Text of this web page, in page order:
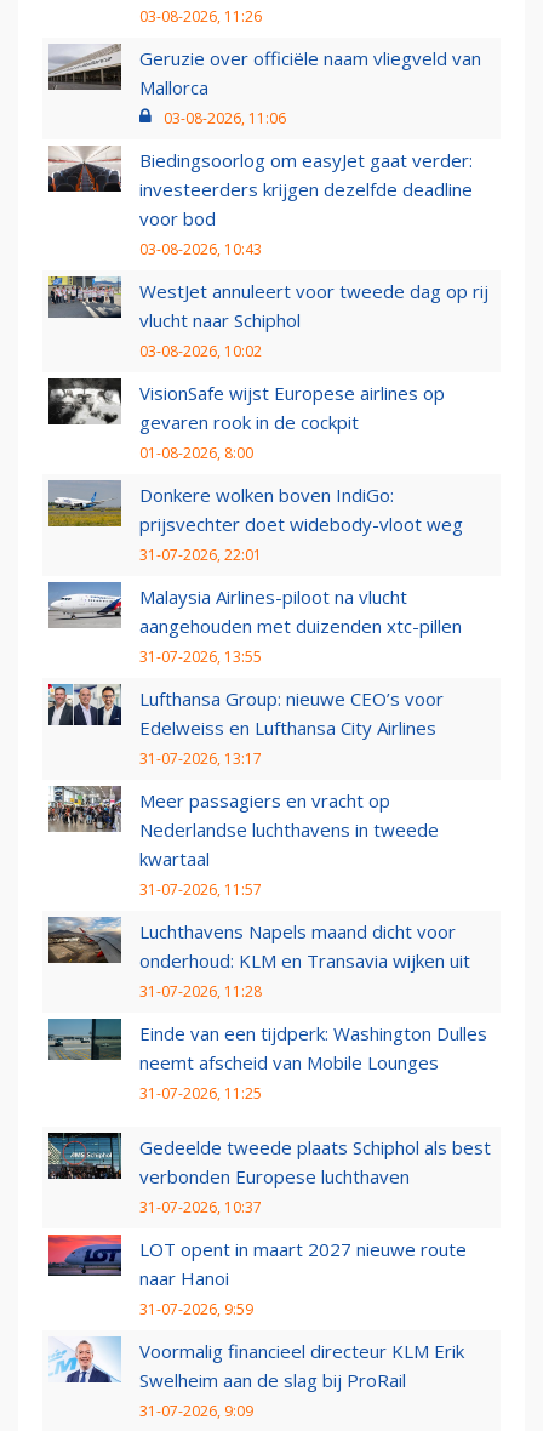
03-08-2026, 11:26
Geruzie over officiële naam vliegveld van
Mallorca
03-08-2026, 11:06
Biedingsoorlog om easyJet gaat verder:
investeerders krijgen dezelfde deadline
voor bod
03-08-2026, 10:43
WestJet annuleert voor tweede dag op rij
vlucht naar Schiphol
03-08-2026, 10:02
VisionSafe wijst Europese airlines op
gevaren rook in de cockpit
01-08-2026, 8:00
Donkere wolken boven IndiGo:
prijsvechter doet widebody-vloot weg
31-07-2026, 22:01
Malaysia Airlines-piloot na vlucht
aangehouden met duizenden xtc-pillen
31-07-2026, 13:55
Lufthansa Group: nieuwe CEO’s voor
Edelweiss en Lufthansa City Airlines
31-07-2026, 13:17
Meer passagiers en vracht op
Nederlandse luchthavens in tweede
kwartaal
31-07-2026, 11:57
Luchthavens Napels maand dicht voor
onderhoud: KLM en Transavia wijken uit
31-07-2026, 11:28
Einde van een tijdperk: Washington Dulles
neemt afscheid van Mobile Lounges
31-07-2026, 11:25
Gedeelde tweede plaats Schiphol als best
verbonden Europese luchthaven
31-07-2026, 10:37
LOT opent in maart 2027 nieuwe route
naar Hanoi
31-07-2026, 9:59
Voormalig financieel directeur KLM Erik
Swelheim aan de slag bij ProRail
31-07-2026, 9:09